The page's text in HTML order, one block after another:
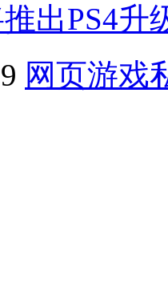
出PS4升
网页游戏